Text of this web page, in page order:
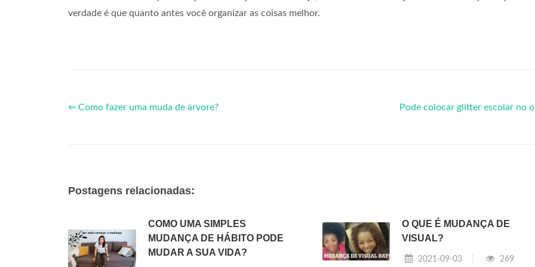
verdade é que quanto antes você organizar as coisas melhor.
⇐ Como fazer uma muda de árvore? Pode colocar glitter escolar no
Postagens relacionadas:
COMO UMA SIMPLES
MUDANÇA DE HÁBITO PODE
MUDAR A SUA VIDA?
O QUE É MUDANÇA DE
VISUAL?
2021-09-03 269